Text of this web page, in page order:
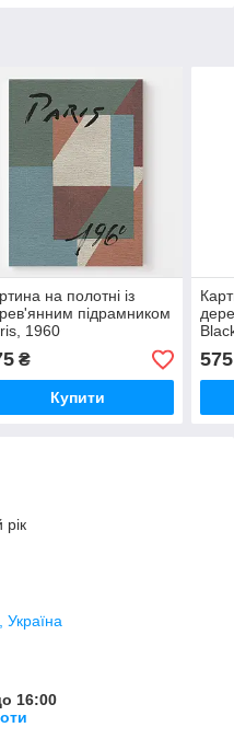
на полотні із
підрамником
1960
₴
Купити
575
рік
Україна
16:00